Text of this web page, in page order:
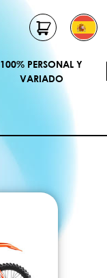
100% PERSONAL Y
VARIADO